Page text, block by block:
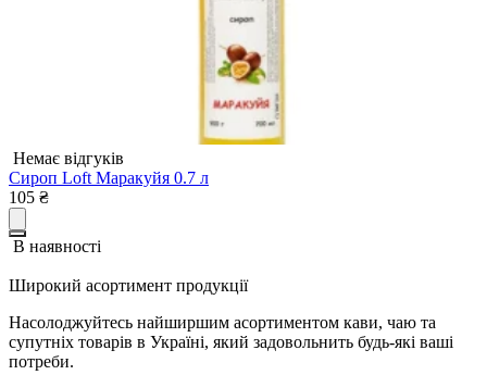
Немає відгуків
Сироп Loft Маракуйя 0.7 л
105 ₴
В наявності
Широкий асортимент продукції
Насолоджуйтесь найширшим асортиментом кави, чаю та
супутніх товарів в Україні, який задовольнить будь-які ваші
потреби.